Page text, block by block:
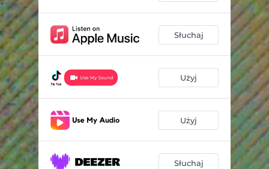
Słuchaj
Użyj
Użyj
Słuchaj